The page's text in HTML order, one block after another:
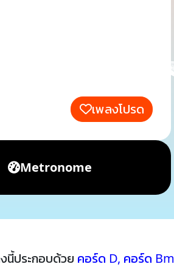
เพลงโปรด
Metronome
นี้ประกอบด้วย คอร์ด D, คอร์ด Bm